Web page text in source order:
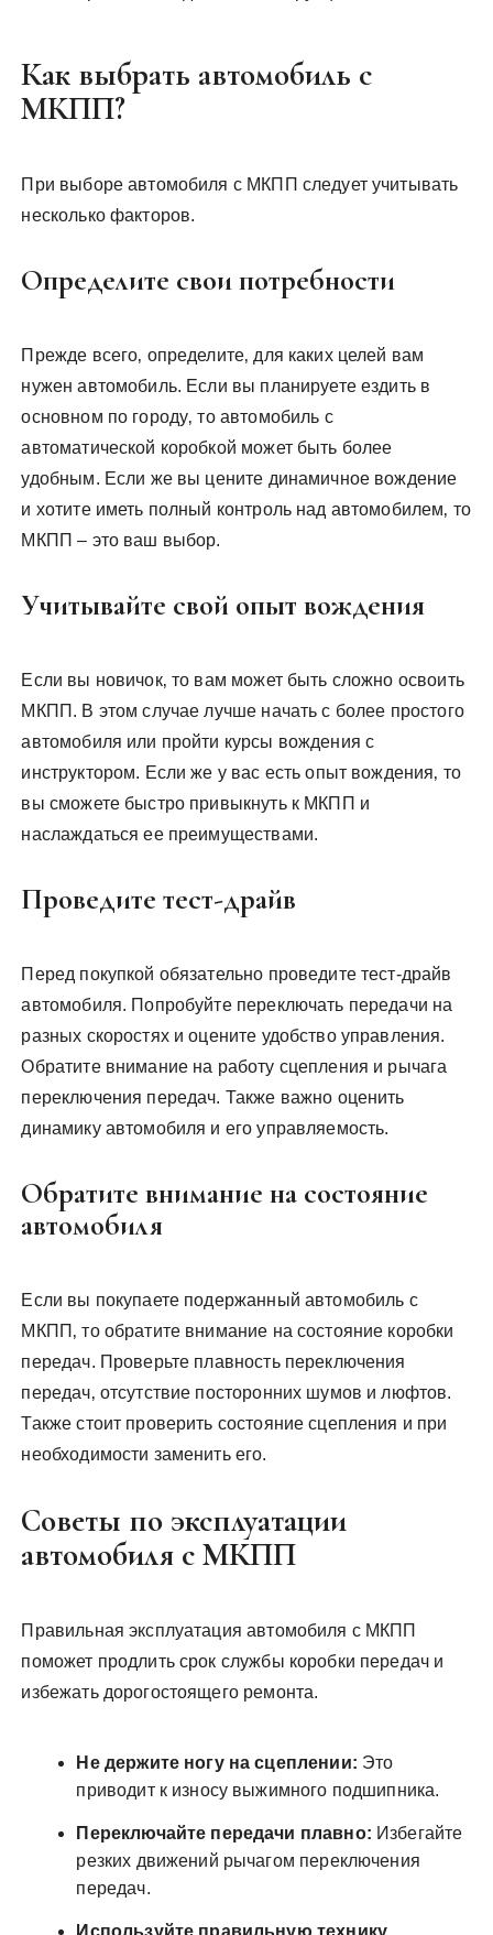
Как выбрать автомобиль с
МКПП?
При выборе автомобиля с МКПП следует учитывать
несколько факторов.
Определите свои потребности
Прежде всего‚ определите‚ для каких целей вам
нужен автомобиль. Если вы планируете ездить в
основном по городу‚ то автомобиль с
автоматической коробкой может быть более
удобным. Если же вы цените динамичное вождение
и хотите иметь полный контроль над автомобилем‚ то
МКПП – это ваш выбор.
Учитывайте свой опыт вождения
Если вы новичок‚ то вам может быть сложно освоить
МКПП. В этом случае лучше начать с более простого
автомобиля или пройти курсы вождения с
инструктором. Если же у вас есть опыт вождения‚ то
вы сможете быстро привыкнуть к МКПП и
наслаждаться ее преимуществами.
Проведите тест-драйв
Перед покупкой обязательно проведите тест-драйв
автомобиля. Попробуйте переключать передачи на
разных скоростях и оцените удобство управления.
Обратите внимание на работу сцепления и рычага
переключения передач. Также важно оценить
динамику автомобиля и его управляемость.
Обратите внимание на состояние
автомобиля
Если вы покупаете подержанный автомобиль с
МКПП‚ то обратите внимание на состояние коробки
передач. Проверьте плавность переключения
передач‚ отсутствие посторонних шумов и люфтов.
Также стоит проверить состояние сцепления и при
необходимости заменить его.
Советы по эксплуатации
автомобиля с МКПП
Правильная эксплуатация автомобиля с МКПП
поможет продлить срок службы коробки передач и
избежать дорогостоящего ремонта.
Не держите ногу на сцеплении: Это
приводит к износу выжимного подшипника.
Переключайте передачи плавно: Избегайте
резких движений рычагом переключения
передач.
Используйте правильную технику